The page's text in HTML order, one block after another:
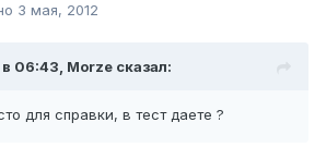
3 мая, 2012
06:43, Morze сказал:
для справки, в тест даете ?